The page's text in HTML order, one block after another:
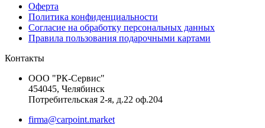
Оферта
Политика конфиденциальности
Согласие на обработку персональных данных
Правила пользования подарочными картами
Контакты
ООО "РК-Сервис"
454045, Челябинск
Потребительская 2-я, д.22 оф.204
firma@carpoint.market